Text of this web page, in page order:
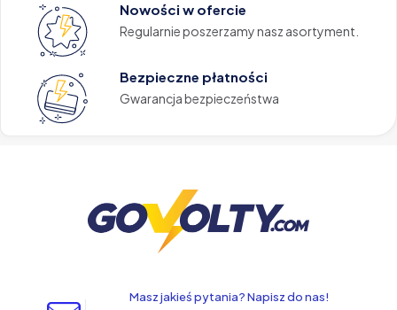
Nowości w ofercie
Regularnie poszerzamy nasz asortyment.
Bezpieczne płatności
Gwarancja bezpieczeństwa
Masz jakieś pytania? Napisz do nas!